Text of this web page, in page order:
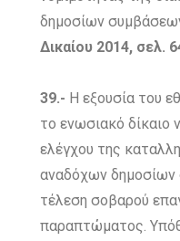
δημοσίων
Δικαίου 2014, σελ.
39.- Η εξουσία του
το ενωσιακό δίκαιο
ελέγχου της
αναδόχων
τέλεση σοβαρού
παραπτώματος.